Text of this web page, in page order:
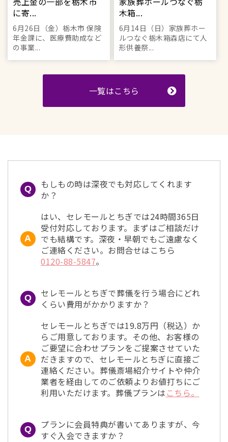
に寄...
6月26日（金）栃木市 保険
年金課に、医療費助成など
の事業...
木箱...
6月14日（日）家族葬ホー
ルつなぐ栃木箱森店にて人
形供養祭...
一覧はこちら
もしもの時は深夜でも対応してくれます
か？
はい、セレモールとちぎでは24時間365日
受付対応しております。まずはご相談だけ
でも結構です。深夜・早朝でもご遠慮なく
ご連絡ください。お問合せはこちら
0120-88-5847。
セレモールとちぎで葬儀を行う場合にどれ
くらい費用がかかりますか？
セレモールとちぎでは19.8万円（税込）か
らご用意しております。その他、お客様の
ご要望に合わせプランをご提案させていた
だきますので、セレモールとちぎに直接ご
連絡ください。葬儀斎場紹介サイトや仲介
業者を経由してのご依頼よりお値打ちにご
利用いただけます。葬儀プランは こちら。
プランに会員特典が書いてありますが、今
すぐ入会できますか？